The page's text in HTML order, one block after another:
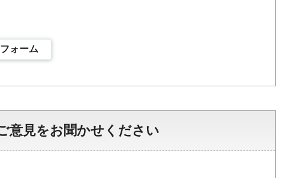
ォーム
意見をお聞かせください